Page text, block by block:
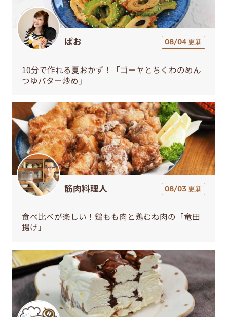
ぱお 08/04 更新
10分で作れる夏おかず！「ゴーヤとちくわのめん
つゆバター炒め」
筋肉料理人 08/03 更新
食べ比べが楽しい！鶏もも肉と鶏むね肉の「竜田
揚げ」